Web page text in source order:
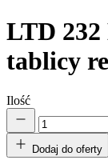
LTD 232
tablicy
Ilość
Dodaj do oferty